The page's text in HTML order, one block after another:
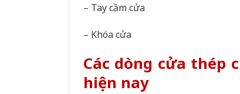
– Tay cầm cửa
– Khóa cửa
Các dòng cửa thép
hiện nay